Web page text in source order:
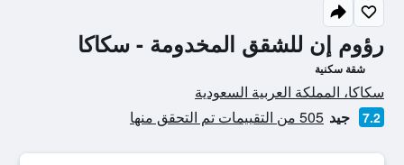
رؤوم إن للشقق المخدومة - سكاكا
شقة سكنية
تقييم فئة 0
سكاكا، المملكة العربية السعودية
7.2 جيد 505 من التقييمات تم التحقق منها